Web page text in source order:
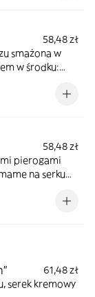
58,48 zł
smażona w
w środku:
58,48 zł
pierogami
na serku
61,48 zł
serek kremowy